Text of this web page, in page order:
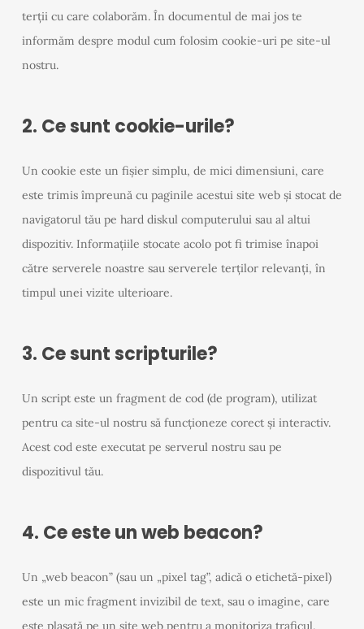
terții cu care colaborăm. În documentul de mai jos te
informăm despre modul cum folosim cookie-uri pe site-ul
nostru.
2. Ce sunt cookie-urile?
Un cookie este un fișier simplu, de mici dimensiuni, care
este trimis împreună cu paginile acestui site web și stocat de
navigatorul tău pe hard diskul computerului sau al altui
dispozitiv. Informațiile stocate acolo pot fi trimise înapoi
către serverele noastre sau serverele terților relevanți, în
timpul unei vizite ulterioare.
3. Ce sunt scripturile?
Un script este un fragment de cod (de program), utilizat
pentru ca site-ul nostru să funcționeze corect și interactiv.
Acest cod este executat pe serverul nostru sau pe
dispozitivul tău.
4. Ce este un web beacon?
Un „web beacon” (sau un „pixel tag”, adică o etichetă-pixel)
este un mic fragment invizibil de text, sau o imagine, care
este plasată pe un site web pentru a monitoriza traficul.